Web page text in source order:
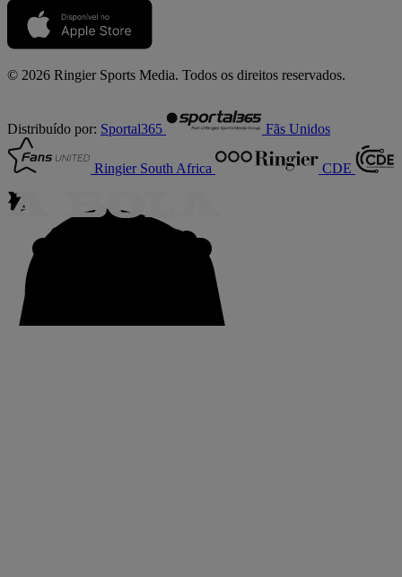
© 2026 Ringier Sports Media. Todos os direitos reservados.
Distribuído por: Sportal365 Fãs Unidos
Ringier South Africa CDE